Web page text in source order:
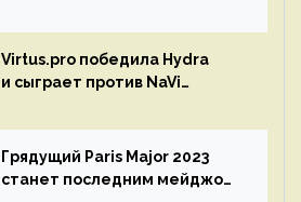
Virtus.pro победила Hydra
и сыграет против NaVi
Грядущий Paris Major 2023
станет последним мейджор-